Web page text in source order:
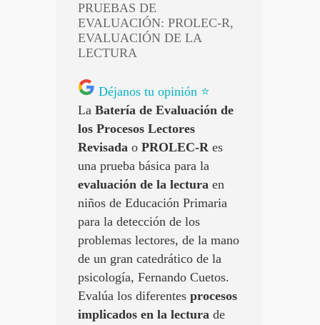
PRUEBAS DE
EVALUACIÓN: PROLEC-R,
EVALUACIÓN DE LA
LECTURA
Déjanos tu opinión ⭐
La Batería de Evaluación de
los Procesos Lectores
Revisada o PROLEC-R es
una prueba básica para la
evaluación de la lectura en
niños de Educación Primaria
para la detección de los
problemas lectores, de la mano
de un gran catedrático de la
psicología, Fernando Cuetos.
Evalúa los diferentes procesos
implicados en la lectura de